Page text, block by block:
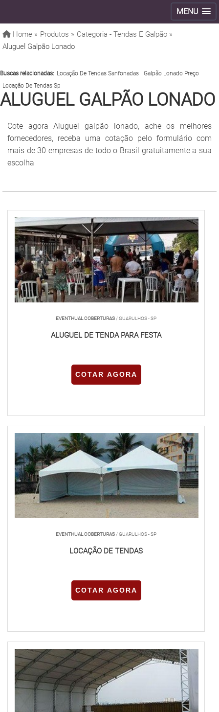
MENU
Home » Produtos » Categoria - Tendas E Galpão »
Aluguel Galpão Lonado
Buscas relacionadas: Locação De Tendas Sanfonadas
Galpão Lonado Preço
Locação De Tendas Sp
ALUGUEL GALPÃO LONADO
Cote agora Aluguel galpão lonado, ache os melhores
fornecedores, receba uma cotação pelo formulário com
mais de 30 empresas de todo o Brasil gratuitamente a sua
escolha
EVENTHUAL COBERTURAS / GUARULHOS - SP
ALUGUEL DE TENDA PARA FESTA
COTAR AGORA
EVENTHUAL COBERTURAS / GUARULHOS - SP
LOCAÇÃO DE TENDAS
COTAR AGORA